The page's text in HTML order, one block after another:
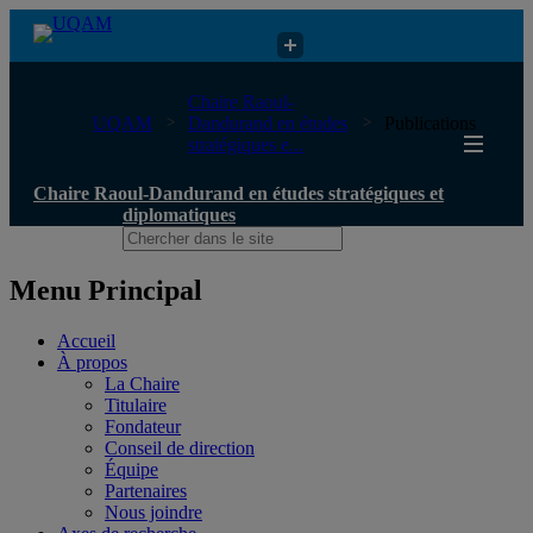
Chaire Raoul-Dandurand en études stratégiques et diplomatiques
UQAM
Chaire Raoul-
Dandurand en études
stratégiques e...
Publications
Chaire Raoul-Dandurand en études stratégiques et
diplomatiques
Menu Principal
Accueil
À propos
La Chaire
Titulaire
Fondateur
Conseil de direction
Équipe
Partenaires
Nous joindre